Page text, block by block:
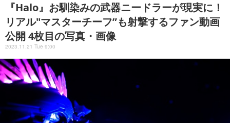
『Halo』お馴染みの武器ニードラーが現実に！
リアル"マスターチーフ”も射撃するファン動画
公開 4枚目の写真・画像
2023.11.21 Tue 9:00